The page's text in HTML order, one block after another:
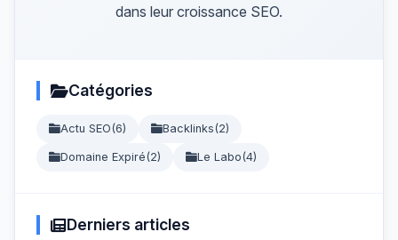
dans leur croissance SEO.
Catégories
Actu SEO(6) Backlinks(2)
Domaine Expiré(2) Le Labo(4)
Derniers articles